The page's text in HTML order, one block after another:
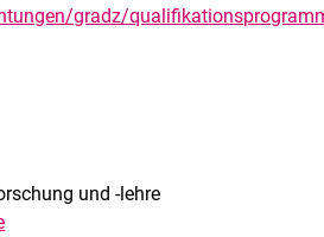
gradz/
und -lehre